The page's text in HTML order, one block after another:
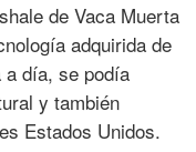
de Vaca Muerta
adquirida de
a día, se podía
y también
Estados Unidos.